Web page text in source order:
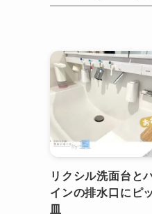
リクシル洗面台と
インの排水口にピ
皿